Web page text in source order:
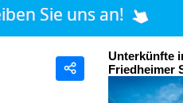
Teilen
Unterkünfte
Friedheimer